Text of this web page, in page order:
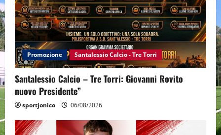
Promozione Santalessio Calcio - Tre Torri
Santalessio Calcio – Tre Torri: Giovanni Rovito
nuovo Presidente”
sportjonico 06/08/2026